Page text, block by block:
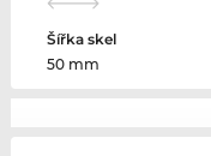
Šířka skel
50 mm